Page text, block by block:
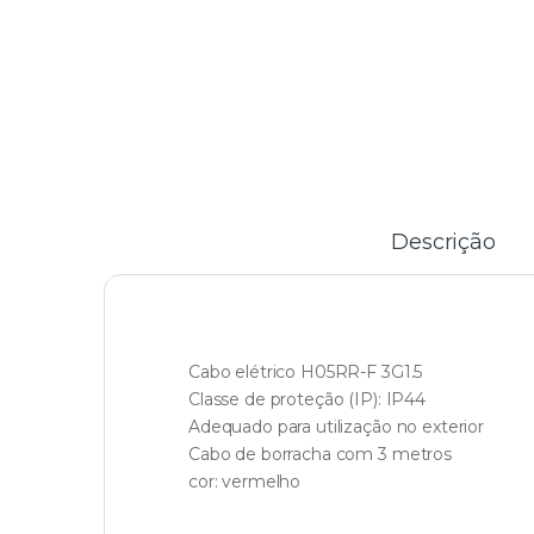
Descrição
Cabo elétrico H05RR-F 3G1.5
Classe de proteção (IP): IP44
Adequado para utilização no exterior
Cabo de borracha com 3 metros
cor: vermelho